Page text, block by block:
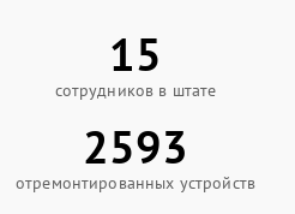
15
сотрудников в штате
2593
отремонтированных устройств